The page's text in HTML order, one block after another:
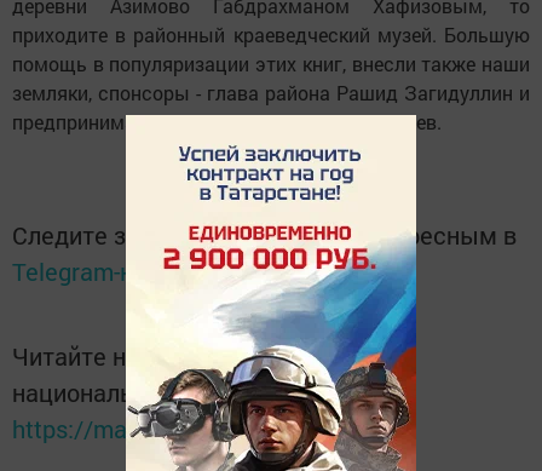
деревни Азимово Габдрахманом Хафизовым, то
приходите в районный краеведческий музей. Большую
помощь в популяризации этих книг, внесли также наши
земляки, спонсоры - глава района Рашид Загидуллин и
предприниматель из Шемякова Марат Нуриев.
Следите за самым важным и интересным в
Telegram-каналеТатмедиа
Читайте новости Татарстана в
национальном мессенджере MАХ:
https://max.ru/tatmedia